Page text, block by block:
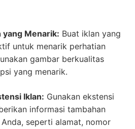
yang Menarik: Buat iklan yang
untuk menarik perhatian
gambar berkualitas
yang menarik.
Iklan: Gunakan ekstensi
informasi tambahan
seperti alamat, nomor